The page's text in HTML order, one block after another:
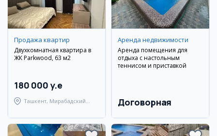
Продажа квартир
Двухкомнатная квартира в
ЖК Parkwood, 63 м2
180 000 y.e
Ташкент, Мирабадский
Аренда недвижимости
Аренда помещения для
отдыха с настольным
теннисом и приставкой
Договорная